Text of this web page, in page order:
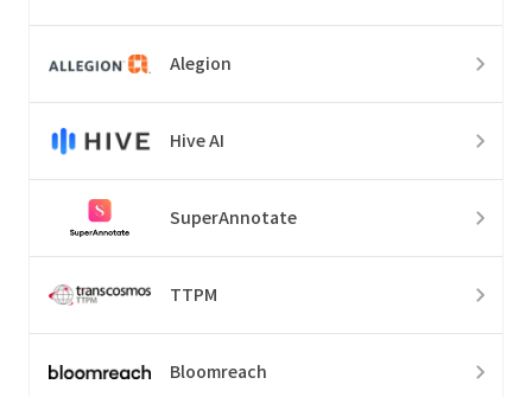
Alegion
Hive AI
SuperAnnotate
TTPM
Bloomreach